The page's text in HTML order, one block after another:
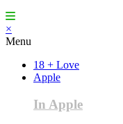
×
Menu
18 + Love
Apple
In Apple